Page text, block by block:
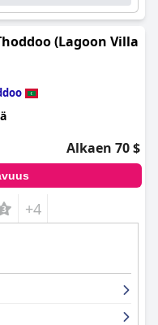
(Lagoon Villa
Alkaen 70 $
+4